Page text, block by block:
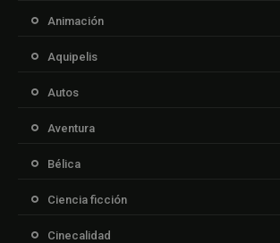
Animación
Aquipelis
Autos
Aventura
Bélica
Ciencia ficción
Cinecalidad